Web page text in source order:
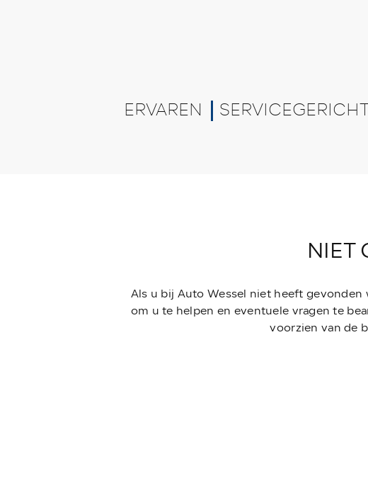
ERVAREN
NIET
Als u bij Auto Wessel niet heeft
om u te helpen en eventuele vragen te
voorzien van de